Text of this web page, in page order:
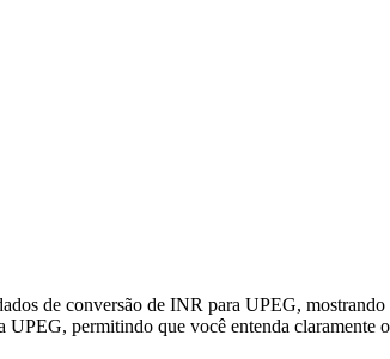
de conversão de INR para UPEG,
permitindo que você entenda claramente